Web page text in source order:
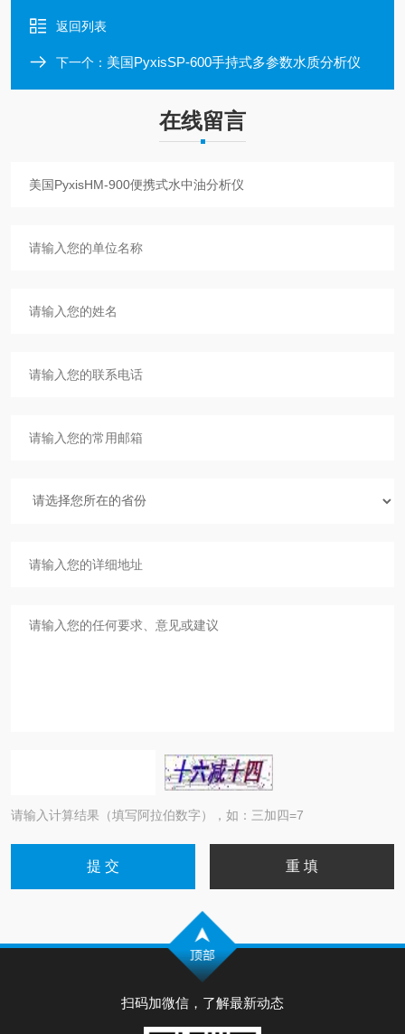
返回列表
下一个： 美国PyxisSP-600手持式多参数水质分析仪
在线留言
请输入计算结果（填写阿拉伯数字），如：三加四=7
扫码加微信，了解最新动态